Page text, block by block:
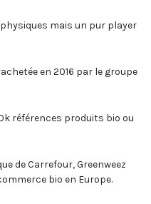
mais un pur player
en 2016 par le groupe
références produits bio ou
de Carrefour, Greenweez
bio en Europe.